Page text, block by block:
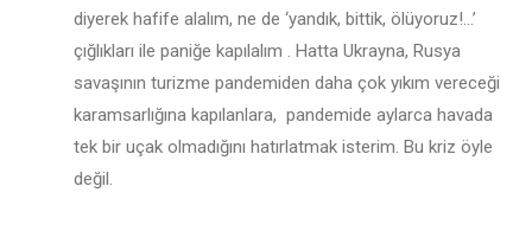
diyerek hafife alalım, ne de ‘yandık, bittik, ölüyoruz!...’
çığlıkları ile paniğe kapılalım . Hatta Ukrayna, Rusya
savaşının turizme pandemiden daha çok yıkım vereceği
karamsarlığına kapılanlara, pandemide aylarca havada
tek bir uçak olmadığını hatırlatmak isterim. Bu kriz öyle
değil.